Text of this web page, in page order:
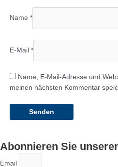
Name *
E-Mail *
Name, E-Mail-Adresse und
meinen nächsten Kommentar
Abonnieren Sie
Email